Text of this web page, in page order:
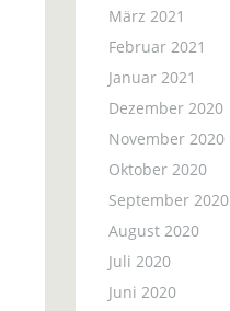
März 2021
Februar 2021
Januar 2021
Dezember 2020
November 2020
Oktober 2020
September 2020
August 2020
Juli 2020
Juni 2020